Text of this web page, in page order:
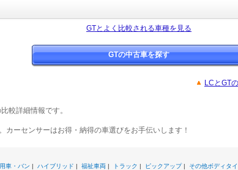
GTとよく比較される車種を見る
GTの中古車を探す
LCとGT
較詳細情報です。
ーセンサーはお得・納得の車選びをお手伝いします！
車・バン | ハイブリッド | 福祉車両 | トラック | ピックアップ| その他ボディタ